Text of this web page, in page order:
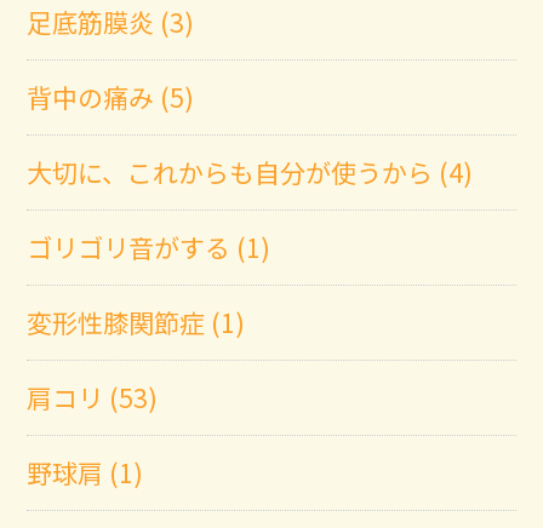
足底筋膜炎 (3)
背中の痛み (5)
大切に、これからも自分が使うから (4)
ゴリゴリ音がする (1)
変形性膝関節症 (1)
肩コリ (53)
野球肩 (1)